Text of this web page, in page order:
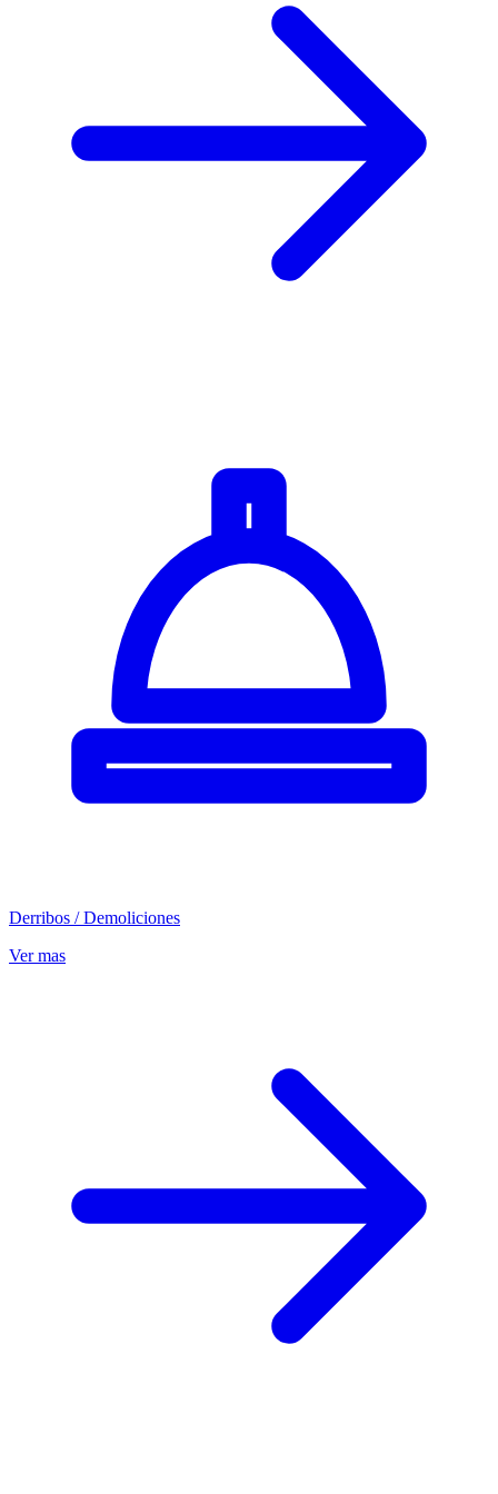
Derribos / Demoliciones
Ver mas